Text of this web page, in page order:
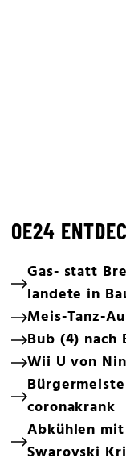
OE24
Gas- statt
landete in
Meis-Tanz-
Bub (4)
Wii U von
coronakrank
Abkühlen
Swarovski